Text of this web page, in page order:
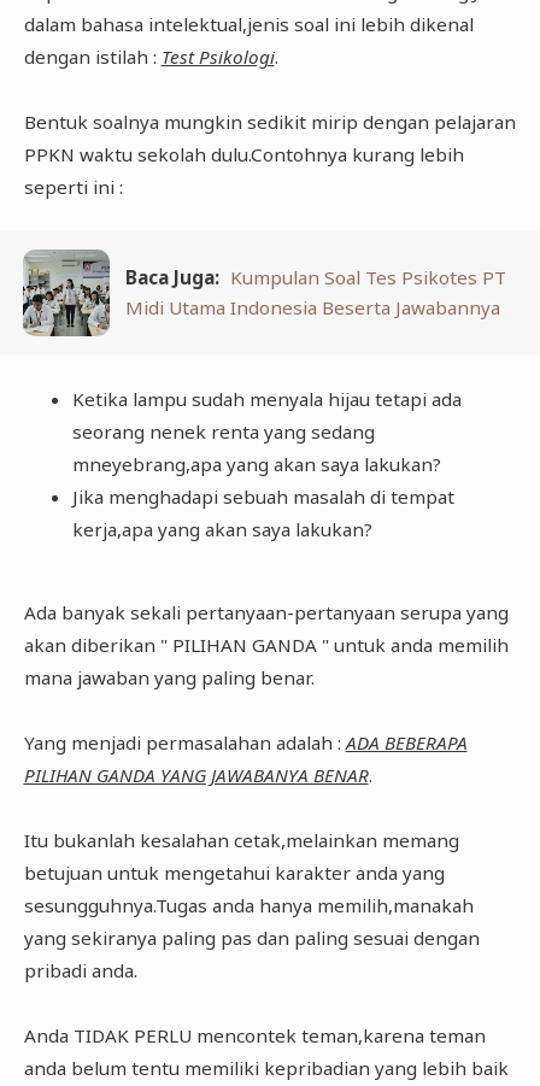
dalam bahasa intelektual,jenis soal ini lebih dikenal
dengan istilah : Test Psikologi.
Bentuk soalnya mungkin sedikit mirip dengan pelajaran
PPKN waktu sekolah dulu.Contohnya kurang lebih
seperti ini :
Baca Juga: Kumpulan Soal Tes Psikotes PT
Midi Utama Indonesia Beserta Jawabannya
Ketika lampu sudah menyala hijau tetapi ada
seorang nenek renta yang sedang
mneyebrang,apa yang akan saya lakukan?
Jika menghadapi sebuah masalah di tempat
kerja,apa yang akan saya lakukan?
Ada banyak sekali pertanyaan-pertanyaan serupa yang
akan diberikan " PILIHAN GANDA " untuk anda memilih
mana jawaban yang paling benar.
Yang menjadi permasalahan adalah : ADA BEBERAPA
PILIHAN GANDA YANG JAWABANYA BENAR.
Itu bukanlah kesalahan cetak,melainkan memang
betujuan untuk mengetahui karakter anda yang
sesungguhnya.Tugas anda hanya memilih,manakah
yang sekiranya paling pas dan paling sesuai dengan
pribadi anda.
Anda TIDAK PERLU mencontek teman,karena teman
anda belum tentu memiliki kepribadian yang lebih baik